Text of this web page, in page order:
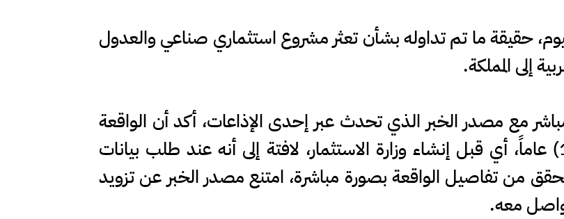
حقيقة ما تم تداوله بشأن تعثر مشروع استثماري صناعي والعدول
إلى المملكة.
مع مصدر الخبر الذي تحدث عبر إحدى الإذاعات، أكد أن الواقعة
المشار إليها تعود إلى ما قبل أكثر من (13) عاماً، أي قبل إنشاء وزارة الاستثمار، لافتة إلى أنه عند طلب بيانات
من تفاصيل الواقعة بصورة مباشرة، امتنع مصدر الخبر عن تزويد
معه.